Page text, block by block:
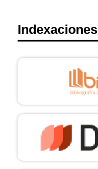
Indexaciones